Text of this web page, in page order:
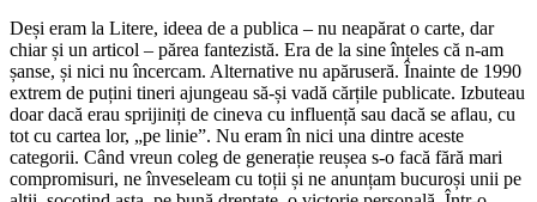
Deși eram la Litere, ideea de a publica – nu neapărat o carte, dar
chiar și un articol – părea fantezistă. Era de la sine înțeles că n-am
șanse, și nici nu încercam. Alternative nu apăruseră. Înainte de 1990
extrem de puțini tineri ajungeau să-și vadă cărțile publicate. Izbuteau
doar dacă erau sprijiniți de cineva cu influență sau dacă se aflau, cu
tot cu cartea lor, „pe linie”. Nu eram în nici una dintre aceste
categorii. Când vreun coleg de generație reușea s-o facă fără mari
compromisuri, ne înveseleam cu toții și ne anunțam bucuroși unii pe